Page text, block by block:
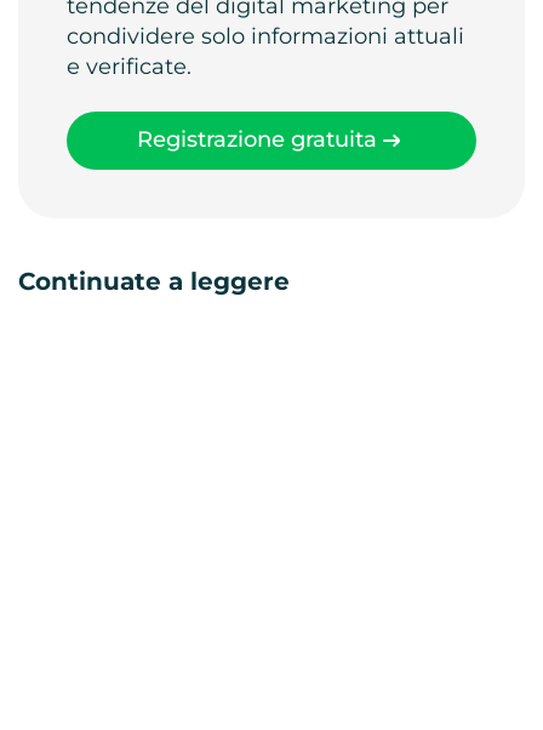
tendenze del digital marketing per
condividere solo informazioni attuali
e verificate.
Registrazione gratuita
Continuate a leggere